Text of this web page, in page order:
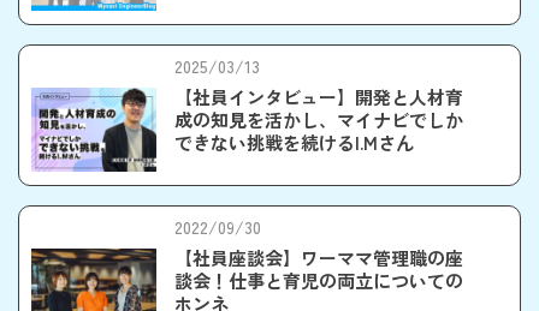
2025/03/13
【社員インタビュー】開発と人材育
成の知見を活かし、マイナビでしか
できない挑戦を続けるI.Mさん
2022/09/30
【社員座談会】ワーママ管理職の座
談会！仕事と育児の両立についての
ホンネ